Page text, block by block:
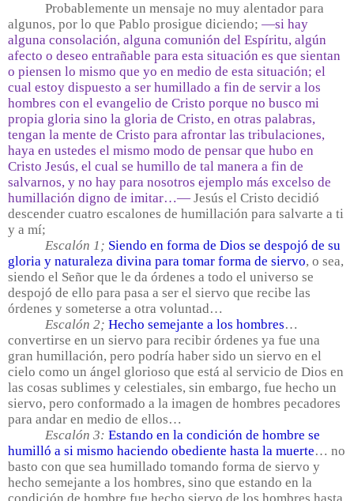
Probablemente un mensaje no muy alentador para
algunos, por lo que Pablo prosigue diciendo; —si hay
alguna consolación, alguna comunión del Espíritu, algún
afecto o deseo entrañable para esta situación es que sientan
o piensen lo mismo que yo en medio de esta situación; el
cual estoy dispuesto a ser humillado a fin de servir a los
hombres con el evangelio de Cristo porque no busco mi
propia gloria sino la gloria de Cristo, en otras palabras,
tengan la mente de Cristo para afrontar las tribulaciones,
haya en ustedes el mismo modo de pensar que hubo en
Cristo Jesús, el cual se humillo de tal manera a fin de
salvarnos, y no hay para nosotros ejemplo más excelso de
humillación digno de imitar…— Jesús el Cristo decidió
descender cuatro escalones de humillación para salvarte a ti
y a mí;
Escalón 1; Siendo en forma de Dios se despojó de su
gloria y naturaleza divina para tomar forma de siervo, o sea,
siendo el Señor que le da órdenes a todo el universo se
despojó de ello para pasa a ser el siervo que recibe las
órdenes y someterse a otra voluntad…
Escalón 2; Hecho semejante a los hombres…
convertirse en un siervo para recibir órdenes ya fue una
gran humillación, pero podría haber sido un siervo en el
cielo como un ángel glorioso que está al servicio de Dios en
las cosas sublimes y celestiales, sin embargo, fue hecho un
siervo, pero conformado a la imagen de hombres pecadores
para andar en medio de ellos…
Escalón 3: Estando en la condición de hombre se
humilló a si mismo haciendo obediente hasta la muerte… no
basto con que sea humillado tomando forma de siervo y
hecho semejante a los hombres, sino que estando en la